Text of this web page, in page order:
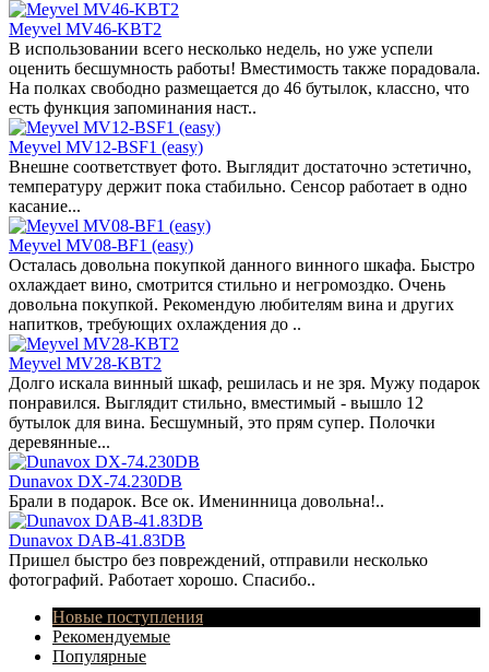
Meyvel MV46-KBT2
В использовании всего несколько недель, но уже успели
оценить бесшумность работы! Вместимость также порадовала.
На полках свободно размещается до 46 бутылок, классно, что
есть функция запоминания наст..
Meyvel MV12-BSF1 (easy)
Внешне соответствует фото. Выглядит достаточно эстетично,
температуру держит пока стабильно. Сенсор работает в одно
касание...
Meyvel MV08-BF1 (easy)
Осталась довольна покупкой данного винного шкафа. Быстро
охлаждает вино, смотрится стильно и негромоздко. Очень
довольна покупкой. Рекомендую любителям вина и других
напитков, требующих охлаждения до ..
Meyvel MV28-KBT2
Долго искала винный шкаф, решилась и не зря. Мужу подарок
понравился. Выглядит стильно, вместимый - вышло 12
бутылок для вина. Бесшумный, это прям супер. Полочки
деревянные...
Dunavox DX-74.230DB
Брали в подарок. Все ок. Именинница довольна!..
Dunavox DAB-41.83DB
Пришел быстро без повреждений, отправили несколько
фотографий. Работает хорошо. Спасибо..
Новые поступления
Рекомендуемые
Популярные